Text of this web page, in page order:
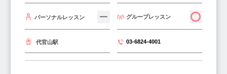
パーソナルレッスン グループレッスン
代官山駅 03-6824-4001